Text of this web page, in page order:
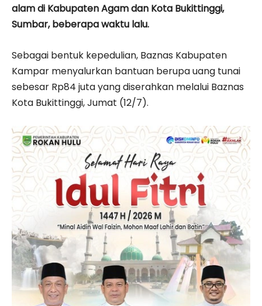
alam di Kabupaten Agam dan Kota Bukittinggi,
Sumbar, beberapa waktu lalu.
Sebagai bentuk kepedulian, Baznas Kabupaten
Kampar menyalurkan bantuan berupa uang tunai
sebesar Rp84 juta yang diserahkan melalui Baznas
Kota Bukittinggi, Jumat (12/7).